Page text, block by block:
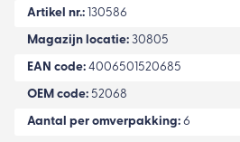
Artikel nr.: 130586
Magazijn locatie: 30805
EAN code: 4006501520685
OEM code: 52068
Aantal per omverpakking: 6